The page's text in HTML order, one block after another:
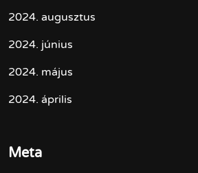
2024. augusztus
2024. június
2024. május
2024. április
Meta